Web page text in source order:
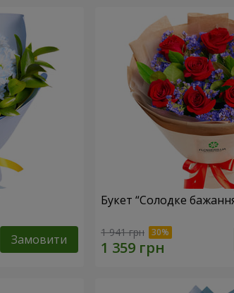
Замовити
Букет “Солодке
1 941 грн